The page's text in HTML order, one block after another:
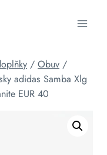
/ Obuv /
adidas Samba Xlg
EUR 40